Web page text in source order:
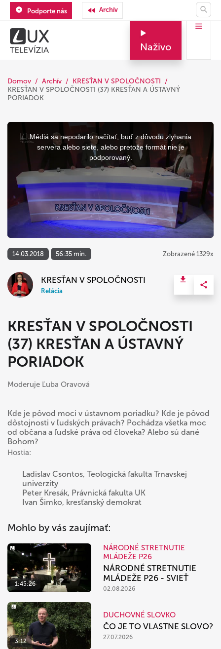
Podporte nás Archív
Naživo
Domov Archív
KRESŤAN V SPOLOČNOSTI
KRESŤAN V SPOLOČNOSTI (37) KRESŤAN A ÚSTAVNÝ
PORIADOK
This
modal
window.
Médiá sa nepodarilo načítať, buď z dôvodu zlyhania
servera alebo siete, alebo pretože formát nie je
podporovaný.
14.03.2018 56:35 min. Zobrazené 1329x
KRESŤAN V SPOLOČNOSTI
Relácia
KRESŤAN V SPOLOČNOSTI
(37) KRESŤAN A ÚSTAVNÝ
PORIADOK
Moderuje Ľuba Oravová
Kde je pôvod moci v ústavnom poriadku? Kde je pôvod
dôstojnosti v ľudských právach? Pochádza všetka moc
od občana a ľudské práva od človeka? Alebo sú dané
Bohom?
Hostia:
Ladislav Csontos, Teologická fakulta Trnavskej
univerzity
Peter Kresák, Právnická fakulta UK
Ivan Šimko, kresťanský demokrat
Mohlo by vás zaujímať:
1:45:26
NÁRODNÉ STRETNUTIE
MLÁDEŽE P26
NÁRODNÉ STRETNUTIE
MLÁDEŽE P26 - SVIEŤ
02.08.2026
3:12
DUCHOVNÉ SLOVKO
ČO JE TO VLASTNE SLOVO?
27.07.2026